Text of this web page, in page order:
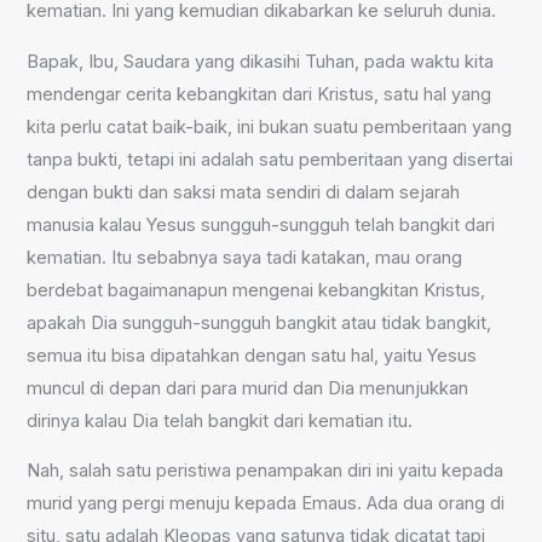
kematian. Ini yang kemudian dikabarkan ke seluruh dunia.
Bapak, Ibu, Saudara yang dikasihi Tuhan, pada waktu kita
mendengar cerita kebangkitan dari Kristus, satu hal yang
kita perlu catat baik-baik, ini bukan suatu pemberitaan yang
tanpa bukti, tetapi ini adalah satu pemberitaan yang disertai
dengan bukti dan saksi mata sendiri di dalam sejarah
manusia kalau Yesus sungguh-sungguh telah bangkit dari
kematian. Itu sebabnya saya tadi katakan, mau orang
berdebat bagaimanapun mengenai kebangkitan Kristus,
apakah Dia sungguh-sungguh bangkit atau tidak bangkit,
semua itu bisa dipatahkan dengan satu hal, yaitu Yesus
muncul di depan dari para murid dan Dia menunjukkan
dirinya kalau Dia telah bangkit dari kematian itu.
Nah, salah satu peristiwa penampakan diri ini yaitu kepada
murid yang pergi menuju kepada Emaus. Ada dua orang di
situ, satu adalah Kleopas yang satunya tidak dicatat tapi